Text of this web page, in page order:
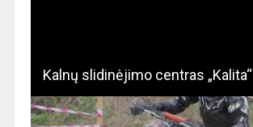
Kalnų slidinėjimo centras „Kalita“